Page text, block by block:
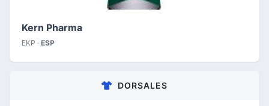
Kern Pharma
EKP · ESP
DORSALES